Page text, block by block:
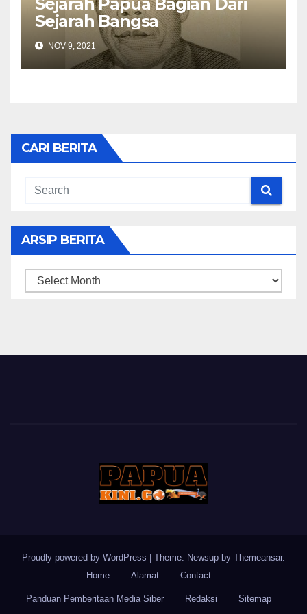
Sejarah Bangsa
NOV 9, 2021
CARI BERITA
ARSIP BERITA
ARSIP
Proudly powered by WordPress Theme: Newsup by Themeansar.
Home
Alamat Contact
Panduan Pemberitaan Media Siber Redaksi Sitemap